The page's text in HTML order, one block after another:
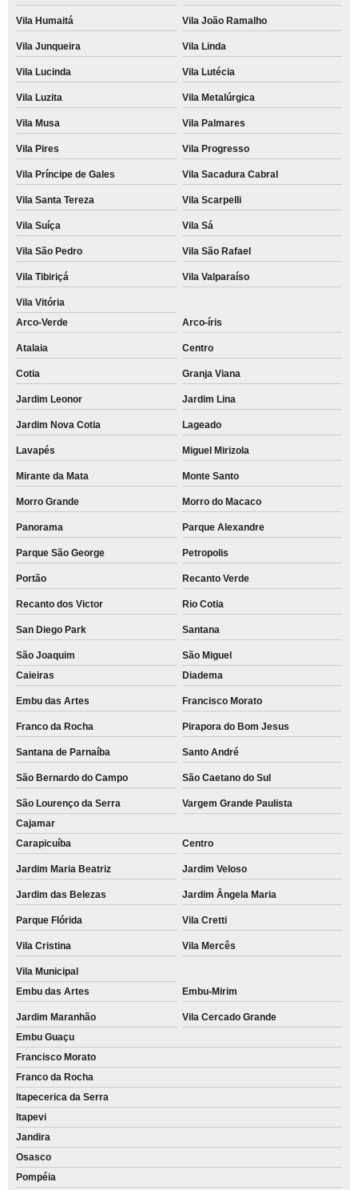
Vila Humaitá Vila João Ramalho
Vila Junqueira Vila Linda
Vila Lucinda Vila Lutécia
Vila Luzita Vila Metalúrgica
Vila Musa Vila Palmares
Vila Pires Vila Progresso
Vila Príncipe de Gales Vila Sacadura Cabral
Vila Santa Tereza Vila Scarpelli
Vila Suíça Vila Sá
Vila São Pedro Vila São Rafael
Vila Tibiriçá Vila Valparaíso
Vila Vitória
Arco-Verde
Arco-íris
Atalaia Centro
Cotia Granja Viana
Jardim Leonor Jardim Lina
Jardim Nova Cotia Lageado
Lavapés Miguel Mirizola
Mirante da Mata Monte Santo
Morro Grande Morro do Macaco
Panorama Parque Alexandre
Parque São George Petropolis
Portão Recanto Verde
Recanto dos Victor Rio Cotia
San Diego Park Santana
São Joaquim
São Miguel
Caieiras
Diadema
Embu das Artes Francisco Morato
Franco da Rocha Pirapora do Bom Jesus
Santana de Parnaíba Santo André
São Bernardo do Campo São Caetano do Sul
São Lourenço da Serra
Vargem Grande Paulista
Cajamar
Carapicuíba
Centro
Jardim Maria Beatriz Jardim Veloso
Jardim das Belezas Jardim Ângela Maria
Parque Flórida Vila Cretti
Vila Cristina Vila Mercês
Vila Municipal
Embu das Artes
Embu-Mirim
Jardim Maranhão
Vila Cercado Grande
Embu Guaçu
Francisco Morato
Franco da Rocha
Itapecerica da Serra
Itapevi
Jandira
Osasco
Pompéia